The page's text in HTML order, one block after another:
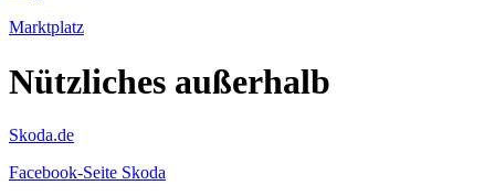
Marktplatz
Nützliches außerhalb
Skoda.de
Facebook-Seite Skoda